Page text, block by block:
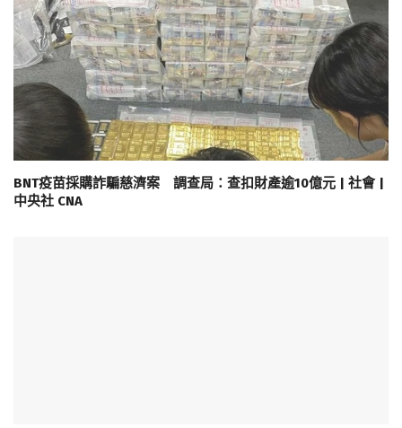
BNT疫苗採購詐騙慈濟案 調查局：查扣財產逾10億元 | 社會 |
中央社 CNA